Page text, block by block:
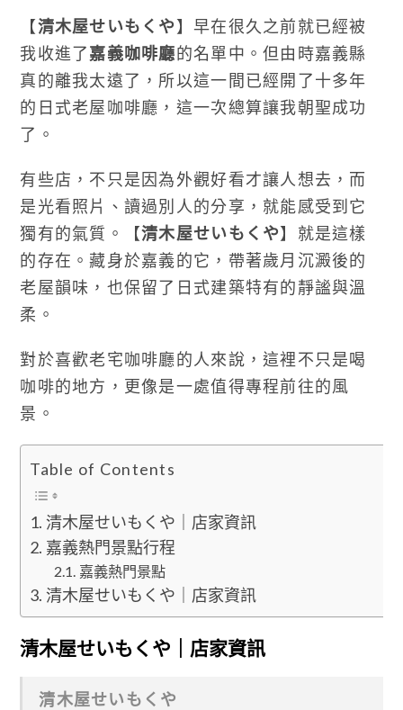
【清木屋せいもくや】早在很久之前就已經被
我收進了嘉義咖啡廳的名單中。但由時嘉義縣
真的離我太遠了，所以這一間已經開了十多年
的日式老屋咖啡廳，這一次總算讓我朝聖成功
了。
有些店，不只是因為外觀好看才讓人想去，而
是光看照片、讀過別人的分享，就能感受到它
獨有的氣質。【清木屋せいもくや】就是這樣
的存在。藏身於嘉義的它，帶著歲月沉澱後的
老屋韻味，也保留了日式建築特有的靜謐與溫
柔。
對於喜歡老宅咖啡廳的人來說，這裡不只是喝
咖啡的地方，更像是一處值得專程前往的風
景。
Table of Contents
清木屋せいもくや｜店家資訊
嘉義熱門景點行程
嘉義熱門景點
清木屋せいもくや｜店家資訊
清木屋せいもくや｜店家資訊
清木屋せいもくや